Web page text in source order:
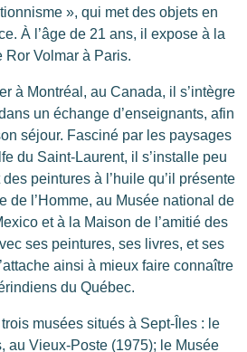
», qui met des objets en
À l’âge de 21 ans, il expose à la
Ror Volmar à Paris.
à Montréal, au Canada, il s’intègre
un échange d’enseignants, afin
séjour. Fasciné par les paysages
du Saint-Laurent, il s’installe peu
peintures à l’huile qu’il présente
de l’Homme, au Musée national de
et à la Maison de l’amitié des
ses peintures, ses livres, et ses
ainsi à mieux faire connaître
du Québec.
trois musées situés à Sept-Îles : le
au Vieux-Poste (1975); le Musée